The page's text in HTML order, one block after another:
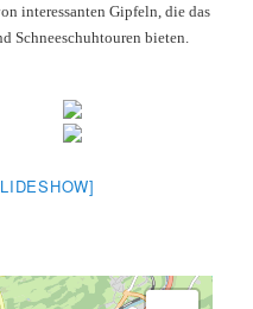
interessanten Gipfeln, die das
Schneeschuhtouren bieten.